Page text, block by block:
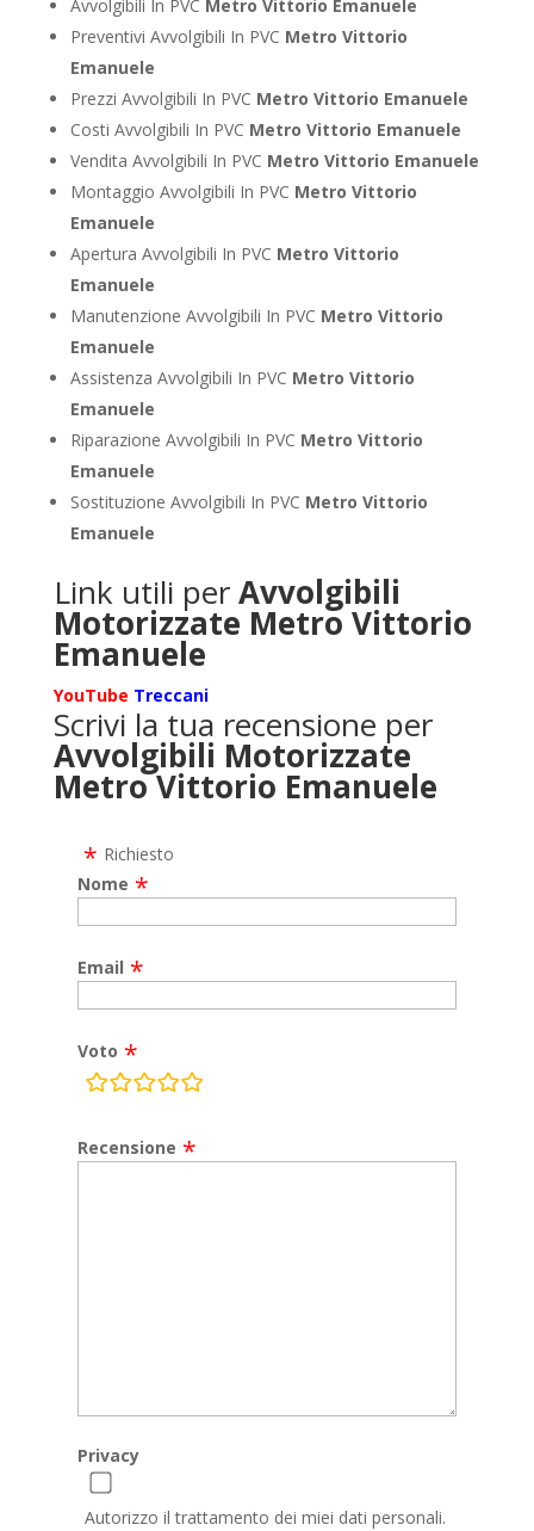
Avvolgibili In PVC Metro Vittorio Emanuele
Preventivi Avvolgibili In PVC Metro Vittorio
Emanuele
Prezzi Avvolgibili In PVC Metro Vittorio Emanuele
Costi Avvolgibili In PVC Metro Vittorio Emanuele
Vendita Avvolgibili In PVC Metro Vittorio Emanuele
Montaggio Avvolgibili In PVC Metro Vittorio
Emanuele
Apertura Avvolgibili In PVC Metro Vittorio
Emanuele
Manutenzione Avvolgibili In PVC Metro Vittorio
Emanuele
Assistenza Avvolgibili In PVC Metro Vittorio
Emanuele
Riparazione Avvolgibili In PVC Metro Vittorio
Emanuele
Sostituzione Avvolgibili In PVC Metro Vittorio
Emanuele
Link utili perAvvolgibili
Motorizzate Metro Vittorio
Emanuele
YouTube Treccani
Scrivi la tua recensione per
Avvolgibili Motorizzate
Metro Vittorio Emanuele
Richiesto
Nome
Email
Voto
rating
Recensione
Privacy
Autorizzo il trattamento dei miei dati personali.